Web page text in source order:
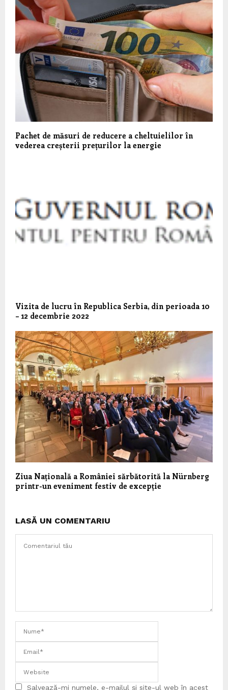
Pachet de măsuri de reducere a cheltuielilor în
vederea creșterii prețurilor la energie
Vizita de lucru în Republica Serbia, din perioada 10
– 12 decembrie 2022
Ziua Națională a României sărbătorită la Nürnberg
printr-un eveniment festiv de excepție
LASĂ UN COMENTARIU
Salvează-mi numele, e-mailul și site-ul web în acest